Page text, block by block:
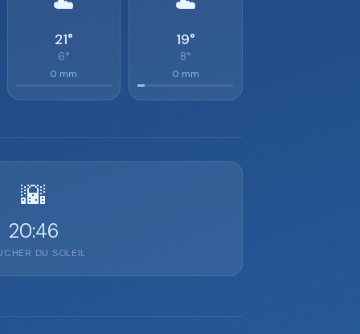
21°
6°
0 mm
19°
8°
0 mm
🌇
20:46
DU SOLEIL